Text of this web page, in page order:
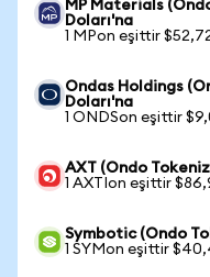
MP Materials
Doları'na
1 MPon eşittir
Ondas Holdings
Doları'na
1 ONDSon eşittir
AXT (Ondo
1 AXTIon eşittir
Symbotic (Ondo
1 SYMon eşittir